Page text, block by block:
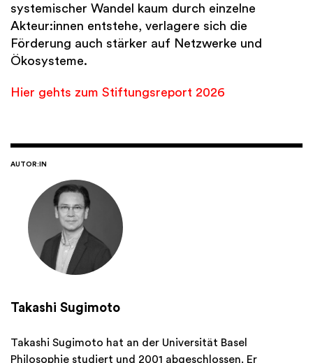
systemischer Wandel kaum durch einzelne
Akteur:innen entstehe, verlagere sich die
Förderung auch stärker auf Netzwerke und
Ökosysteme.
Hier gehts zum Stiftungsreport 2026
AUTOR:IN
Takashi Sugimoto
Takashi Sugimoto hat an der Universität Basel
Philosophie studiert und 2001 abgeschlossen. Er